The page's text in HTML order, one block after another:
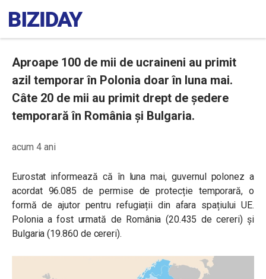
Aproape 100 de mii de ucraineni au primit
azil temporar în Polonia doar în luna mai.
Câte 20 de mii au primit drept de ședere
temporară în România și Bulgaria.
acum 4 ani
Eurostat informează că în luna mai, guvernul polonez a
acordat 96.085 de permise de protecție temporară, o
formă de ajutor pentru refugiații din afara spațiului UE.
Polonia a fost urmată de România (20.435 de cereri) și
Bulgaria (19.860 de cereri).